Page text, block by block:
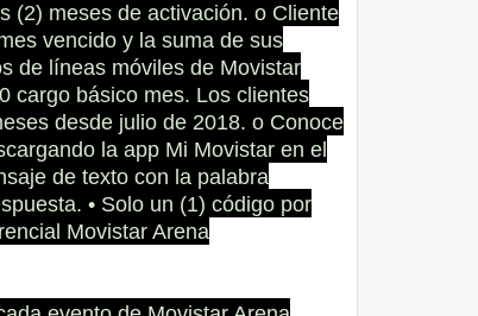
(2) meses de activación. o Cliente
vencido y la suma de sus
de líneas móviles de Movistar
cargo básico mes. Los clientes
desde julio de 2018. o Conoce
la app Mi Movistar en el
de texto con la palabra
• Solo un (1) código por
Movistar Arena